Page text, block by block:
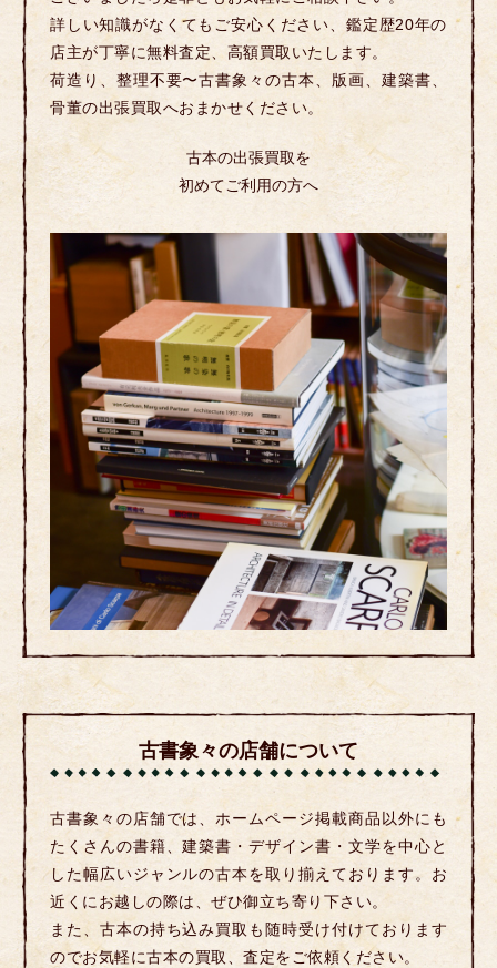
詳しい知識がなくてもご安心ください、鑑定歴20年の
店主が丁寧に無料査定、高額買取いたします。
荷造り、整理不要〜古書象々の古本、版画、建築書、
骨董の出張買取へおまかせください。
古本の出張買取を
初めてご利用の方へ
古書象々の店舗について
古書象々の店舗では、ホームページ掲載商品以外にも
たくさんの書籍、建築書・デザイン書・文学を中心と
した幅広いジャンルの古本を取り揃えております。お
近くにお越しの際は、ぜひ御立ち寄り下さい。
また、古本の持ち込み買取も随時受け付けております
のでお気軽に古本の買取、査定をご依頼ください。